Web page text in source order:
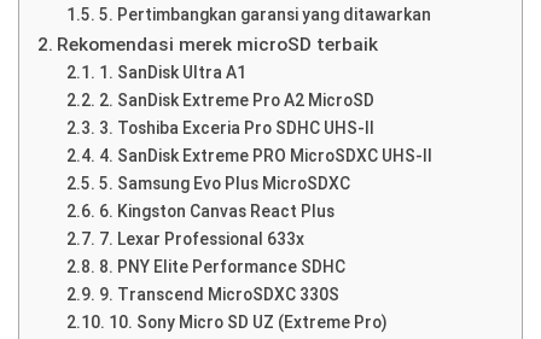
5. Pertimbangkan garansi yang ditawarkan
Rekomendasi merek microSD terbaik
1. SanDisk Ultra A1
2. SanDisk Extreme Pro A2 MicroSD
3. Toshiba Exceria Pro SDHC UHS-II
4. SanDisk Extreme PRO MicroSDXC UHS-II
5. Samsung Evo Plus MicroSDXC
6. Kingston Canvas React Plus
7. Lexar Professional 633x
8. PNY Elite Performance SDHC
9. Transcend MicroSDXC 330S
10. Sony Micro SD UZ (Extreme Pro)